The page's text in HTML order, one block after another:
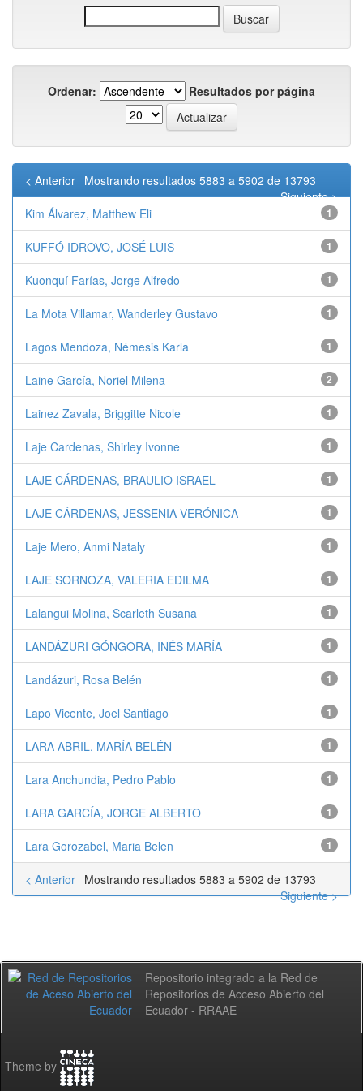
Ordenar: Resultados por página
Mostrando resultados 5883 a 5902 de 13793
< Anterior
Siguiente >
Kim Álvarez, Matthew Eli
1
KUFFÓ IDROVO, JOSÉ LUIS 1
Kuonquí Farías, Jorge Alfredo 1
La Mota Villamar, Wanderley Gustavo 1
Lagos Mendoza, Némesis Karla 1
Laine García, Noriel Milena 2
Lainez Zavala, Briggitte Nicole 1
Laje Cardenas, Shirley Ivonne 1
LAJE CÁRDENAS, BRAULIO ISRAEL 1
LAJE CÁRDENAS, JESSENIA VERÓNICA 1
Laje Mero, Anmi Nataly 1
LAJE SORNOZA, VALERIA EDILMA 1
Lalangui Molina, Scarleth Susana 1
LANDÁZURI GÓNGORA, INÉS MARÍA 1
Landázuri, Rosa Belén 1
Lapo Vicente, Joel Santiago 1
LARA ABRIL, MARÍA BELÉN 1
Lara Anchundia, Pedro Pablo 1
LARA GARCÍA, JORGE ALBERTO 1
Lara Gorozabel, Maria Belen 1
Mostrando resultados 5883 a 5902 de 13793
< Anterior
Siguiente >
Repositorio integrado a la Red de
Repositorios de Acceso Abierto del
Ecuador - RRAAE
Theme by